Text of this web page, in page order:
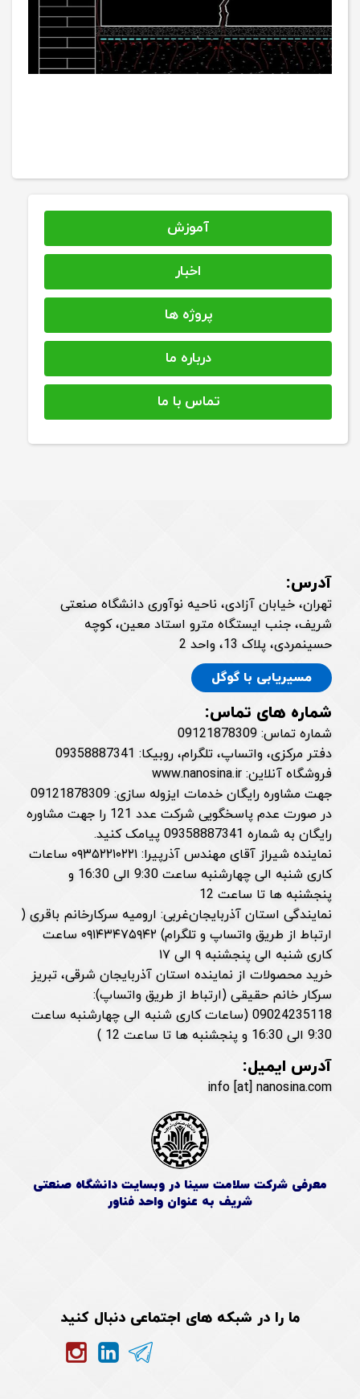
آموزش
اخبار
پروژه ها
درباره ما
تماس با ما
آدرس:
تهران، خیابان آزادی، ناحیه نوآوری دانشگاه صنعتی
شریف، جنب ایستگاه مترو استاد معین، کوچه
حسینمردی، پلاک 13، واحد 2
مسیریابی با گوگل
شماره های تماس:
شماره تماس: 09121878309
دفتر مرکزی، واتساپ، تلگرام، روبیکا: 09358887341
فروشگاه آنلاین: www.nanosina.ir
جهت مشاوره رایگان خدمات ایزوله سازی: 09121878309
در صورت عدم پاسخگویی شرکت عدد 121 را جهت مشاوره
رایگان به شماره 09358887341 پیامک کنید.
نماینده شیراز آقای مهندس آذرپیرا: ۰۹۳۵۲۲۱۰۲۲۱ ساعات
کاری شنبه الی چهارشنبه ساعت 9:30 الی 16:30 و
پنجشنبه ها تا ساعت 12
نمایندگی استان آذربایجان‌غربی: ارومیه سرکارخانم باقری (
ارتباط از طریق واتساپ و تلگرام) ۰۹۱۴۳۴۷۵۹۴۲ ساعت
کاری شنبه الی پنجشنبه ۹ الی ۱۷
خرید محصولات از نماینده استان آذربایجان شرقی، تبریز
سرکار خانم حقیقی (ارتباط از طریق واتساپ):
09024235118 (ساعات کاری شنبه الی چهارشنبه ساعت
9:30 الی 16:30 و پنجشنبه ها تا ساعت 12 )
آدرس ایمیل:
info [at] nanosina.com
معرفی شرکت سلامت سینا در وبسایت دانشگاه صنعتی
شریف به عنوان واحد فناور
ما را در شبکه های اجتماعی دنبال کنید